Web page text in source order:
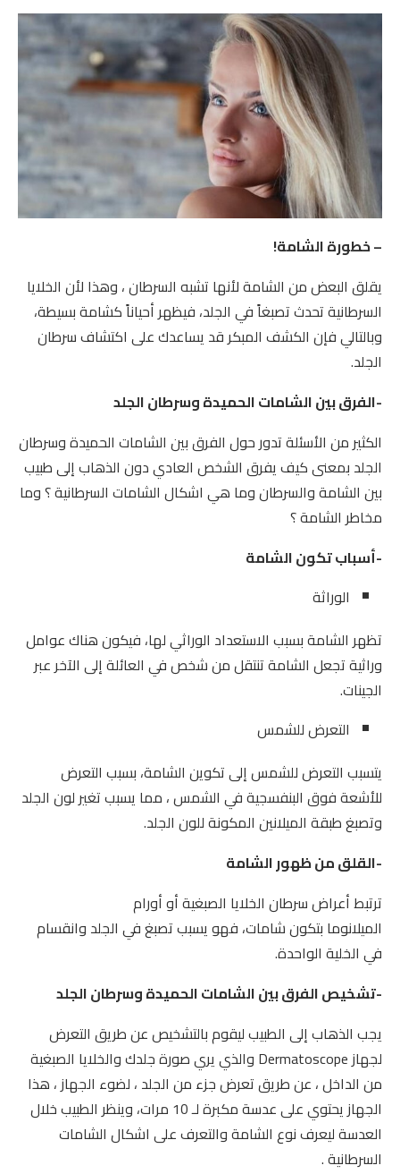
– خطورة الشامة!
يقلق البعض من الشامة لأنها تشبه السرطان ، وهذا لأن الخلايا
السرطانية تحدث تصبغاً في الجلد، فيظهر أحياناً كشامة بسيطة،
وبالتالي فإن الكشف المبكر قد يساعدك على اكتشاف سرطان
الجلد.
-الفرق بين الشامات الحميدة وسرطان الجلد
الكثير من الأسئلة تدور حول الفرق بين الشامات الحميدة وسرطان
الجلد بمعنى كيف يفرق الشخص العادي دون الذهاب إلى طبيب
بين الشامة والسرطان وما هي اشكال الشامات السرطانية ؟ وما
مخاطر الشامة ؟
-أسباب تكون الشامة
الوراثة
تظهر الشامة بسبب الاستعداد الوراثي لها، فيكون هناك عوامل
وراثية تجعل الشامة تنتقل من شخص في العائلة إلى الآخر عبر
الجينات.
التعرض للشمس
يتسبب التعرض للشمس إلى تكوين الشامة، بسبب التعرض
للأشعة فوق البنفسجية في الشمس ، مما يسبب تغير لون الجلد
وتصبغ طبقة الميلانين المكونة للون الجلد.
-القلق من ظهور الشامة
ترتبط أعراض سرطان الخلايا الصبغية أو أورام
الميلانوما بتكون شامات، فهو يسبب تصبغ في الجلد وانقسام
في الخلية الواحدة.
-تشخيص الفرق بين الشامات الحميدة وسرطان الجلد
يجب الذهاب إلى الطبيب ليقوم بالتشخيص عن طريق التعرض
لجهاز Dermatoscope والذي يري صورة جلدك والخلايا الصبغية
من الداخل ، عن طريق تعرض جزء من الجلد ، لضوء الجهاز ، هذا
الجهاز يحتوي على عدسة مكبرة لـ 10 مرات، وينظر الطبيب خلال
العدسة ليعرف نوع الشامة والتعرف على اشكال الشامات
السرطانية .